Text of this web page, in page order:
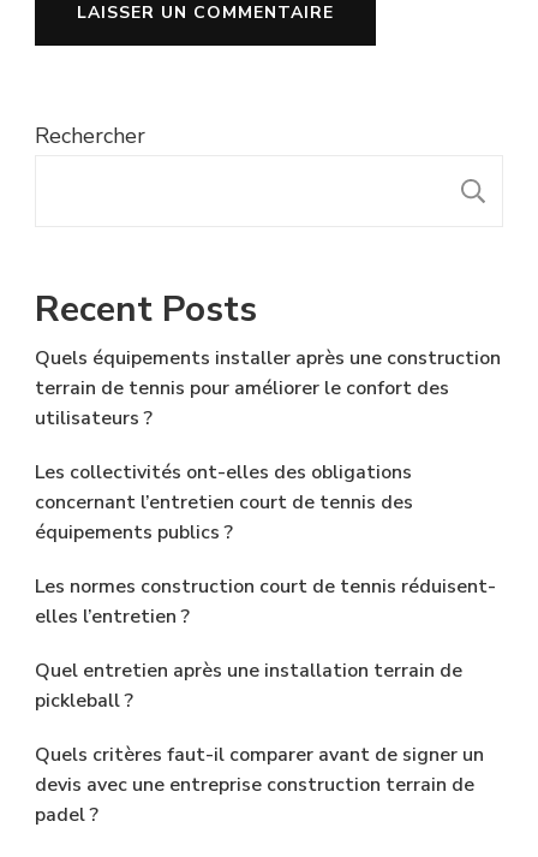
Rechercher
Recent Posts
Quels équipements installer après une construction
terrain de tennis pour améliorer le confort des
utilisateurs ?
Les collectivités ont-elles des obligations
concernant l’entretien court de tennis des
équipements publics ?
Les normes construction court de tennis réduisent-
elles l’entretien ?
Quel entretien après une installation terrain de
pickleball ?
Quels critères faut-il comparer avant de signer un
devis avec une entreprise construction terrain de
padel ?